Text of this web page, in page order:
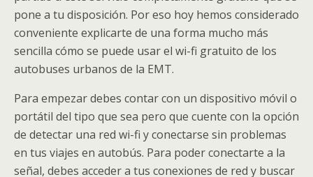
pone a tu disposición. Por eso hoy hemos considerado
conveniente explicarte de una forma mucho más
sencilla cómo se puede usar el wi-fi gratuito de los
autobuses urbanos de la EMT.
Para empezar debes contar con un dispositivo móvil o
portátil del tipo que sea pero que cuente con la opción
de detectar una red wi-fi y conectarse sin problemas
en tus viajes en autobús. Para poder conectarte a la
señal, debes acceder a tus conexiones de red y buscar